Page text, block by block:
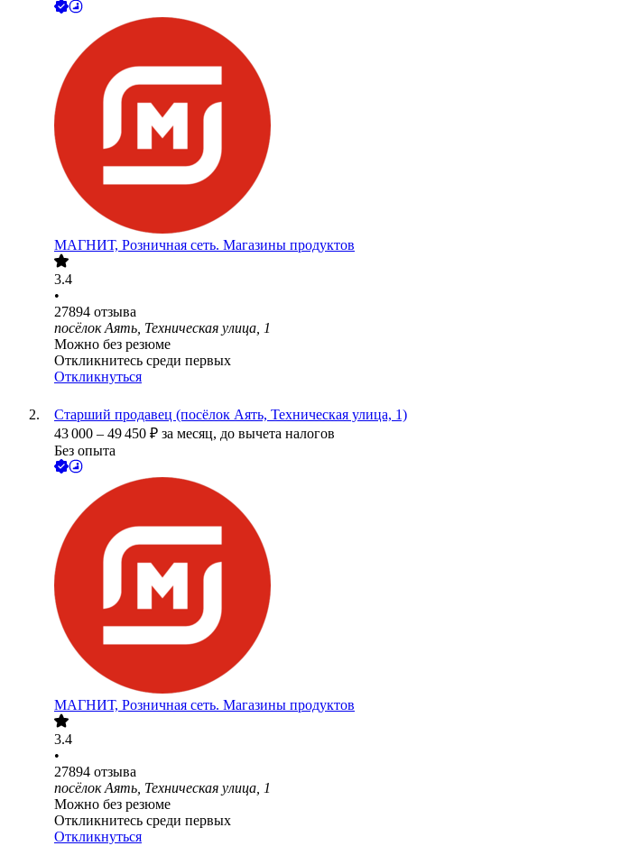
МАГНИТ, Розничная сеть. Магазины продуктов
3.4
•
27894 отзыва
посёлок Аять, Техническая улица, 1
Можно без резюме
Откликнитесь среди первых
Откликнуться
Старший продавец (посёлок Аять, Техническая улица, 1)
43 000 – 49 450 ₽ за месяц, до вычета налогов
Без опыта
МАГНИТ, Розничная сеть. Магазины продуктов
3.4
•
27894 отзыва
посёлок Аять, Техническая улица, 1
Можно без резюме
Откликнитесь среди первых
Откликнуться